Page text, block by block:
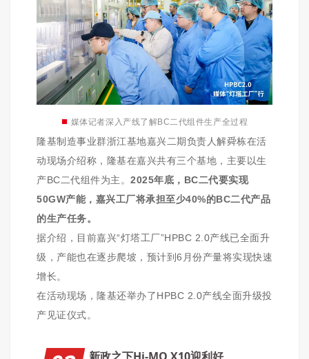
■ 媒体记者深入产线了解BC二代组件生产全过程
隆基制造事业群浙江基地嘉兴二期负责人解舜栋在活
动现场介绍称，隆基在嘉兴共有三个基地，主要以生
产BC二代组件为主。 2025年底，BC二代要实现
50GW产能，嘉兴工厂将承担至少40%的BC二代产品
的生产任务。
据介绍，目前嘉兴“灯塔工厂”HPBC 2.0产线已全面升
级，产能也在逐步爬坡，预计到6月份产量将实现快速
增长。
在活动现场，隆基还举办了HPBC 2.0产线全面升级投
产见证仪式。